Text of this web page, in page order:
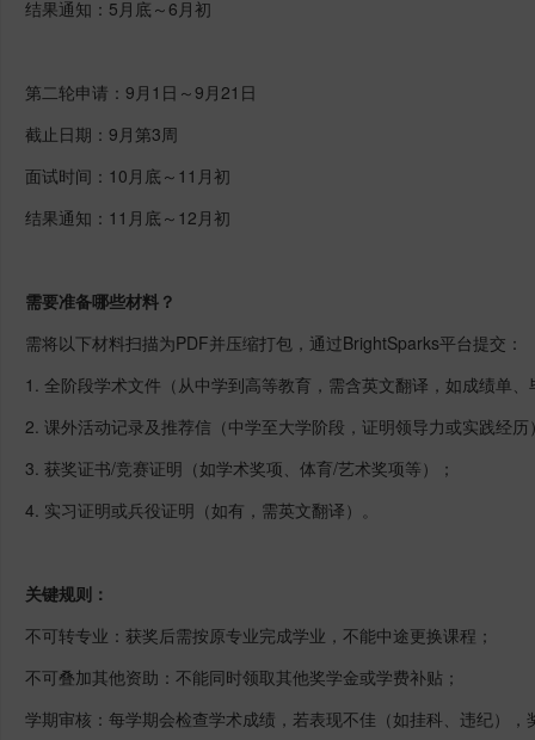
结果通知：5月底～6月初
第二轮申请：9月1日～9月21日
截止日期：9月第3周
面试时间：10月底～11月初
结果通知：11月底～12月初
需要准备哪些材料？
需将以下材料扫描为PDF并压缩打包，通过BrightSparks平台提交：
1. 全阶段学术文件（从中学到高等教育，需含英文翻译，如成绩单、
2. 课外活动记录及推荐信（中学至大学阶段，证明领导力或实践经历
3. 获奖证书/竞赛证明（如学术奖项、体育/艺术奖项等）；
4. 实习证明或兵役证明（如有，需英文翻译）。
关键规则：
不可转专业：获奖后需按原专业完成学业，不能中途更换课程；
不可叠加其他资助：不能同时领取其他奖学金或学费补贴；
学期审核：每学期会检查学术成绩，若表现不佳（如挂科、违纪），